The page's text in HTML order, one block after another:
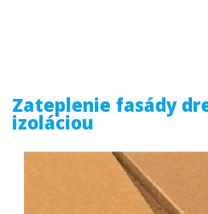
Zateplenie fasády
izoláciou